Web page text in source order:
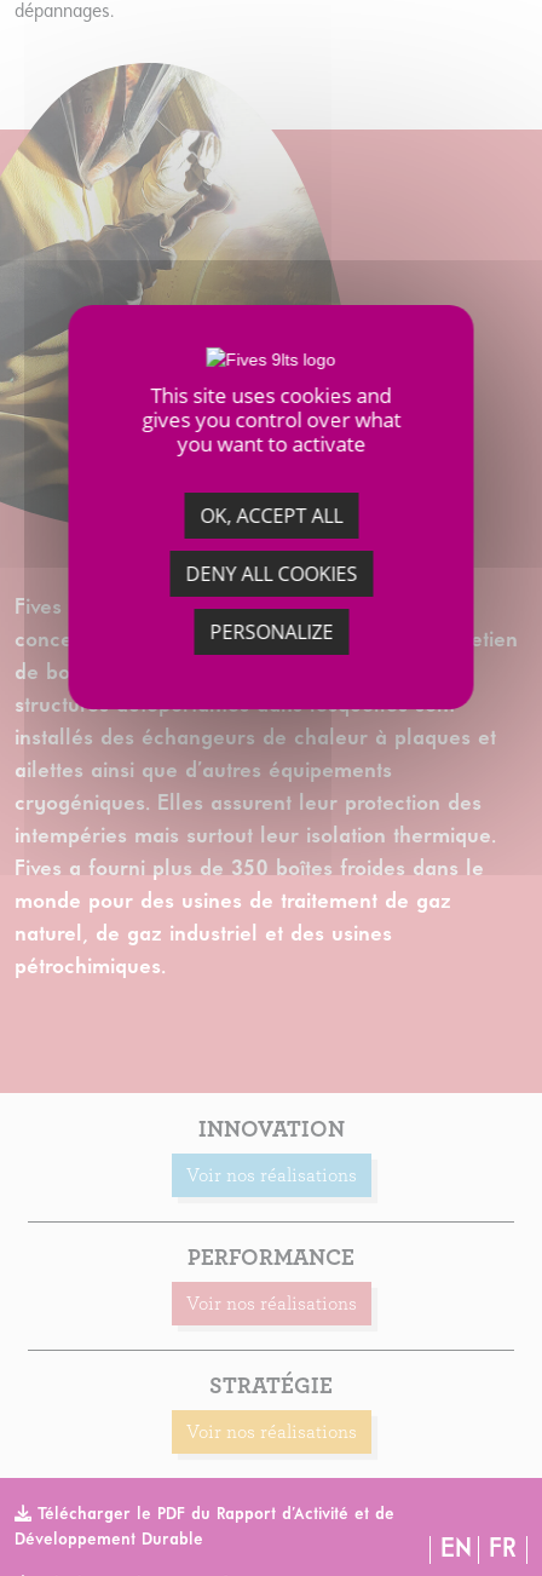
dépannages.
Fives a plus de 60 ans d’expertise dans la
conception, la fabrication, l’installation et l’entretien
de boîtes froides. Les boîtes froides sont des
structures autoportantes dans lesquelles sont
installés des échangeurs de chaleur à plaques et
ailettes ainsi que d’autres équipements
cryogéniques. Elles assurent leur protection des
intempéries mais surtout leur isolation thermique.
Fives a fourni plus de 350 boîtes froides dans le
monde pour des usines de traitement de gaz
naturel, de gaz industriel et des usines
pétrochimiques.
INNOVATION
Voir nos réalisations
PERFORMANCE
Voir nos réalisations
STRATÉGIE
Voir nos réalisations
Télécharger le PDF du Rapport d’Activité et de
Développement Durable
EN FR
This site uses cookies and
gives you control over what
you want to activate
OK, ACCEPT ALL
DENY ALL COOKIES
PERSONALIZE